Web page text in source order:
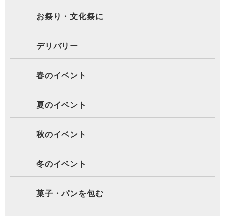
お祭り・文化祭に
デリバリー
春のイベント
夏のイベント
秋のイベント
冬のイベント
菓子・パンを包む